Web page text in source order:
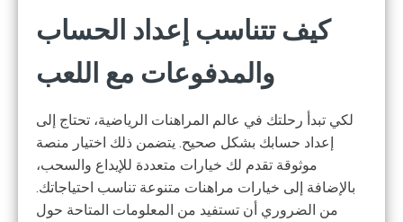
كيف تتناسب إعداد الحساب
والمدفوعات مع اللعب
لكي تبدأ رحلتك في عالم المراهنات الرياضية، تحتاج إلى
إعداد حسابك بشكل صحيح. يتضمن ذلك اختيار منصة
موثوقة تقدم لك خيارات متعددة للإيداع والسحب،
بالإضافة إلى خيارات مراهنات متنوعة تناسب احتياجاتك.
من الضروري أن تستفيد من المعلومات المتاحة حول